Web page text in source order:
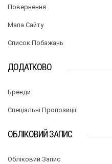
Повернення
Мапа Сайту
Список Побажань
ДОДАТКОВО
Бренди
Спеціальні Пропозиції
ОБЛІКОВИЙ ЗАПИС
Обліковий Запис